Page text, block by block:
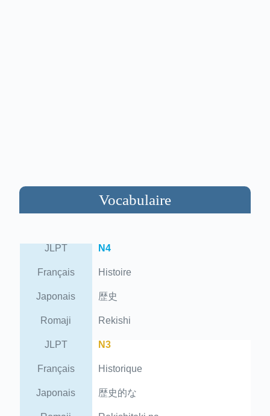
Vocabulaire
JLPT N4
Français Histoire
Japonais 歴史
Romaji Rekishi
JLPT N3
Français Historique
Japonais 歴史的な